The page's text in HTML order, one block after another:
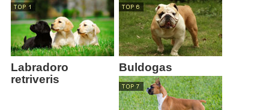
Labradoro
retriveris
Buldogas